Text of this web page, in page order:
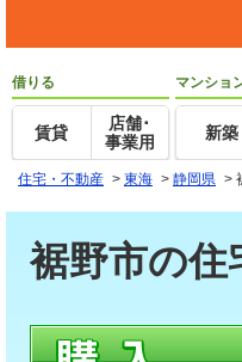
借りる
賃貸
店舗･
事業用
マンショ
新築
住宅・不動産 > 東海 > 静岡県 >
裾野市の住